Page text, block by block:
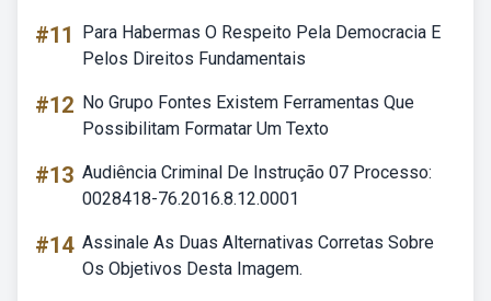
#11
Para Habermas O Respeito Pela Democracia E
Pelos Direitos Fundamentais
#12 No Grupo Fontes Existem Ferramentas Que
Possibilitam Formatar Um Texto
#13 Audiência Criminal De Instrução 07 Processo:
0028418-76.2016.8.12.0001
#14 Assinale As Duas Alternativas Corretas Sobre
Os Objetivos Desta Imagem.